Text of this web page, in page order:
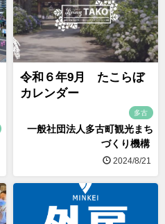
令和６年9月 たこらぼ
カレンダー
多古
一般社団法人多古町観光まち
づくり機構
2024/8/21